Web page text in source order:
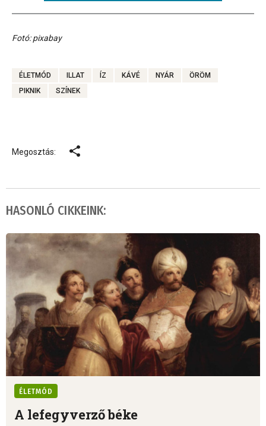
Fotó: pixabay
ÉLETMÓD ILLAT ÍZ KÁVÉ NYÁR
ÖRÖM
PIKNIK
SZÍNEK
Megosztás:
HASONLÓ CIKKEINK:
ÉLETMÓD
A lefegyverző béke